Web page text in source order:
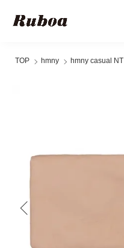
TOP hmny hmny casual NT